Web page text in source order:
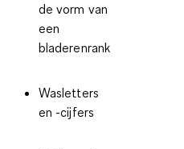
de vorm van
een
bladerenrank
Wasletters
en -cijfers